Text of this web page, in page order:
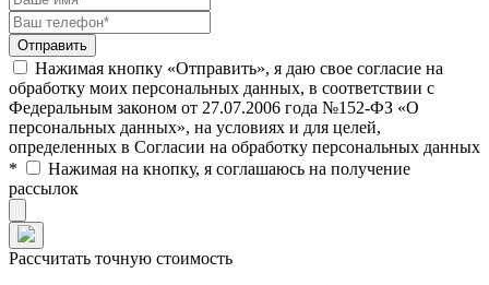
Нажимая кнопку «Отправить», я даю свое согласие на
обработку моих персональных данных, в соответствии с
Федеральным законом от 27.07.2006 года №152-ФЗ «О
персональных данных», на условиях и для целей,
определенных в Согласии на обработку персональных данных
*
Нажимая на кнопку, я соглашаюсь на получение
рассылок
Рассчитать точную стоимость